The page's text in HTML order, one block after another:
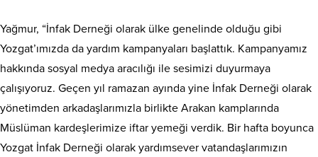
Yağmur, “İnfak Derneği olarak ülke genelinde olduğu gibi
Yozgat’ımızda da yardım kampanyaları başlattık. Kampanyamız
hakkında sosyal medya aracılığı ile sesimizi duyurmaya
çalışıyoruz. Geçen yıl ramazan ayında yine İnfak Derneği olarak
yönetimden arkadaşlarımızla birlikte Arakan kamplarında
Müslüman kardeşlerimize iftar yemeği verdik. Bir hafta boyunca
Yozgat İnfak Derneği olarak yardımsever vatandaşlarımızın